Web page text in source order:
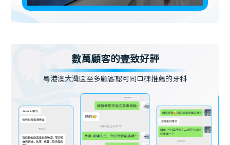
數萬顧客的壹致好評
粵港澳大灣區至多顧客認可同口碑推薦的牙科